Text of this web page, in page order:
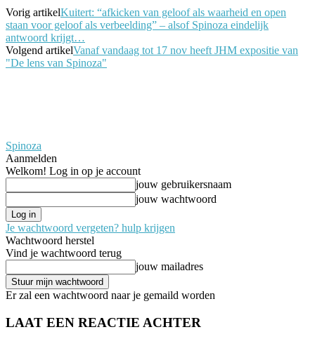
Vorig artikelKuitert: “afkicken van geloof als waarheid en open
staan voor geloof als verbeelding” – alsof Spinoza eindelijk
antwoord krijgt…
Volgend artikelVanaf vandaag tot 17 nov heeft JHM expositie van
"De lens van Spinoza"
Spinoza
Aanmelden
Welkom! Log in op je account
jouw gebruikersnaam
jouw wachtwoord
Je wachtwoord vergeten? hulp krijgen
Wachtwoord herstel
Vind je wachtwoord terug
jouw mailadres
Er zal een wachtwoord naar je gemaild worden
LAAT EEN REACTIE ACHTER